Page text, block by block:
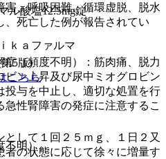
害、呼吸困難、循環虚脱、脱水
死亡した例が報告されてい
（頻度不明）：筋肉痛、脱力
ン上昇及び尿中ミオグロビン
投与を中止し、適切な処置を行
急性腎障害の発症に注意するこ
不明）。
ル酸塩12.5mg錠
ｋａファルマ
5版)
こちら
して１回２５ｍｇ、１日２又
者の状態に応じて徐々に増量す